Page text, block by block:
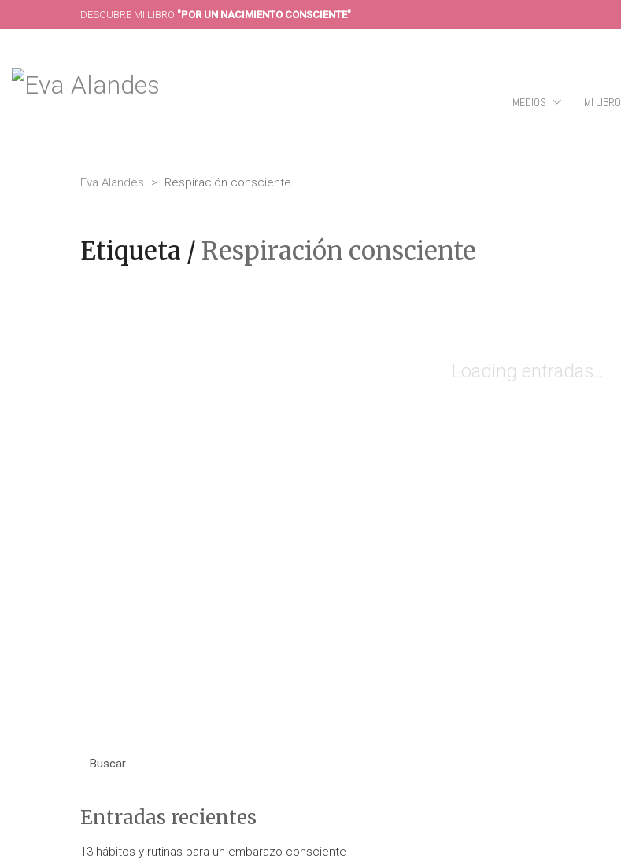
DESCUBRE MI LIBRO "POR UN NACIMIENTO CONSCIENTE"
MEDIOS MI LIBRO
Eva Alandes > Respiración consciente
Etiqueta / Respiración consciente
Loading entradas...
for:
Entradas recientes
13 hábitos y rutinas para un embarazo consciente